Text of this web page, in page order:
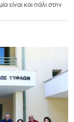
είναι και πάλι στην